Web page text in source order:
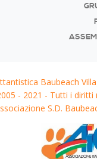
Baubeach
- 2021 - Tutti i diritti
S.D.